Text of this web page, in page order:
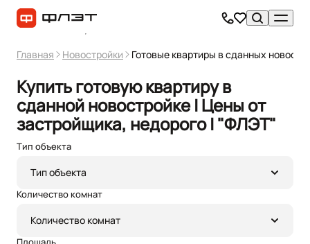
Главная Новостройки Готовые квартиры в сданных
Купить готовую квартиру в
сданной новостройке | Цены от
застройщика, недорого | "ФЛЭТ"
Тип объекта
Тип объекта
Количество комнат
Количество комнат